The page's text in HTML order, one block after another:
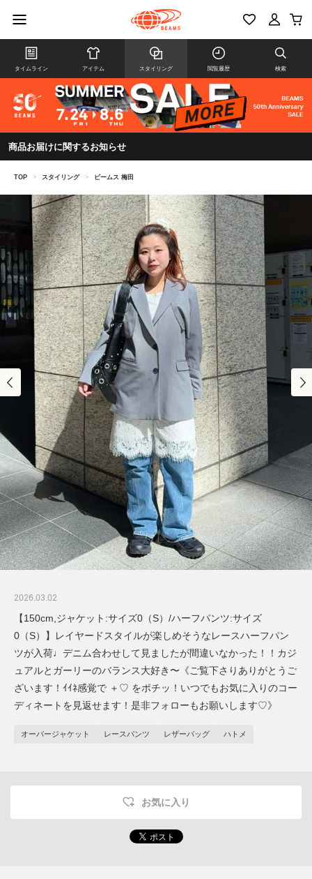
タイムライン アイテム スタイリング 閲覧履歴 検索
商品お届けに関するお知らせ
TOP > スタイリング > ビームス 梅田
2026.03.02
【150cm,ジャケット:サイズ0（S）/ハーフパンツ:サイズ
0（S）】レイヤードスタイルが楽しめそうなレースハーフパン
ツが入荷♩デニム合わせして見ましたが間違いなかった！！カジ
ュアルとガーリーのバランス大好き〜《ご覧下さりありがとうご
ざいます！ｲｲﾈ感覚で ＋♡ をポチッ！いつでもお気に入りのコー
ディネートを見返せます！是非フォローもお願いします♡》
オーバージャケット レースパンツ レザーバッグ ハトメ
お気に入り